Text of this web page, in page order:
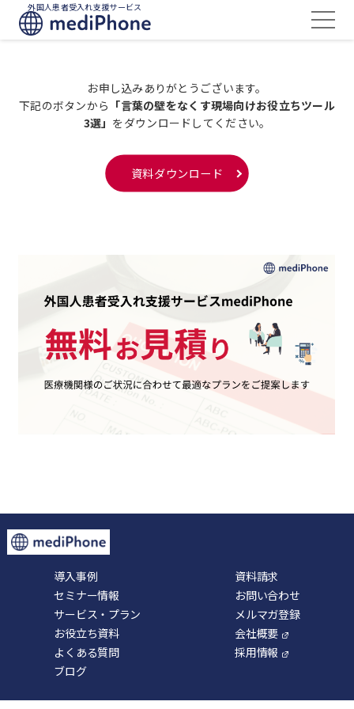
外国人患者受入れ支援サービス
お申し込みありがとうございます。
下記のボタンから 「言葉の壁をなくす現場向けお役立ちツール
3選」 をダウンロードしてください。
資料ダウンロード
導入事例
セミナー情報
サービス・プラン
お役立ち資料
よくある質問
ブログ
資料請求
お問い合わせ
メルマガ登録
会社概要
採用情報